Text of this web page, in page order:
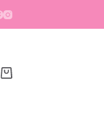
Winkelwagen